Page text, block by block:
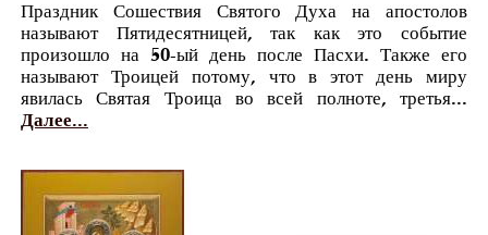
Праздник Сошествия Святого Духа на апостолов
называют Пятидесятницей, так как это событие
произошло на 50-ый день после Пасхи. Также его
называют Троицей потому, что в этот день миру
явилась Святая Троица во всей полноте, третья...
Далее...